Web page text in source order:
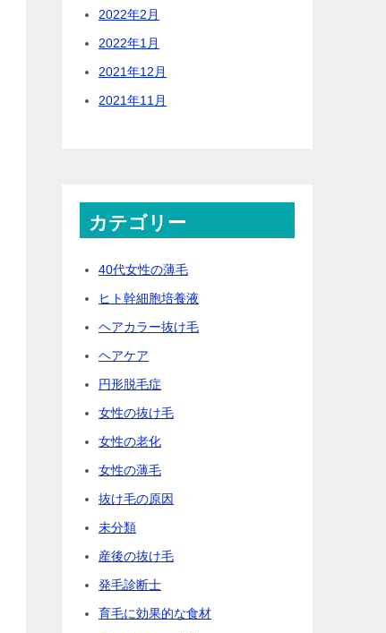
2022年2月
2022年1月
2021年12月
2021年11月
カテゴリー
40代女性の薄毛
ヒト幹細胞培養液
ヘアカラー抜け毛
ヘアケア
円形脱毛症
女性の抜け毛
女性の老化
女性の薄毛
抜け毛の原因
未分類
産後の抜け毛
発毛診断士
育毛に効果的な食材